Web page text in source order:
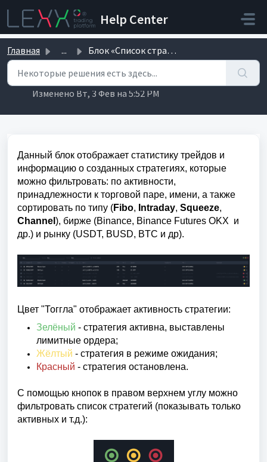
Help Center
Главная ... Блок «Список стратегий»
Блок «Список стратегий»
Изменено Вт, 3 Фев на 5:52 PM
Данный блок отображает статистику трейдов и
информацию о созданных стратегиях, которые
можно фильтровать: по активности,
принадлежности к торговой паре, имени, а также
сортировать по типу (Fibo, Intraday, Squeeze,
Channel ), бирже (Binance, Binance Futures OKX и
др.) и рынку (USDT, BUSD, BTC и др).
Цвет "Тоггла" отображает активность стратегии:
Зелёный - стратегия активна, выставлены
лимитные ордера;
Жёлтый - стратегия в режиме ожидания;
Красный - стратегия остановлена.
С помощью кнопок в правом верхнем углу можно
фильтровать список стратегий (показывать только
активных и т.д.):